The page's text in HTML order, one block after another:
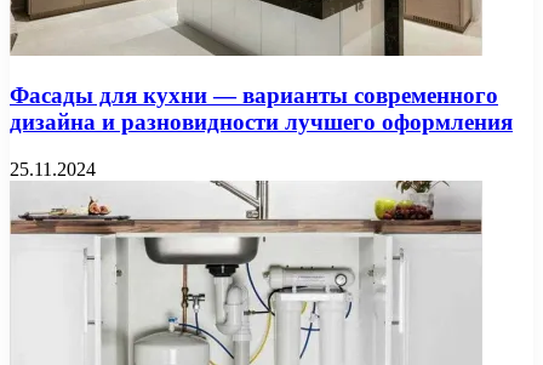
Фасады для кухни — варианты современного
дизайна и разновидности лучшего оформления
25.11.2024